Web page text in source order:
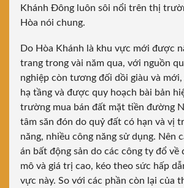
Khánh Đông luôn sôi nổi trên thị
Hòa nói chung.
Do Hòa Khánh là khu vực mới được
trang trong vài năm qua, với nguồn
nghiệp còn tương đối dồi giàu và
hạ tầng và được quy hoạch bài bản
trường mua bán đất mặt tiền đường
tâm săn đón do quỷ đất có hạn và vị
năng, nhiều công năng sử dụng. Nên
án bất động sản do các công ty đổ về
mô và giá trị cao, kéo theo sức hấp
vực này. So với các phần còn lại của